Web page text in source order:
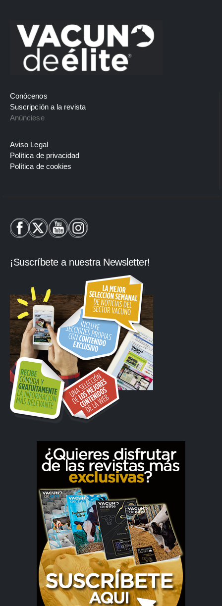
Conócenos
Suscripción a la revista
Anúnciese
Aviso Legal
Política de privacidad
Política de cookies
¡Suscríbete a nuestra Newsletter!